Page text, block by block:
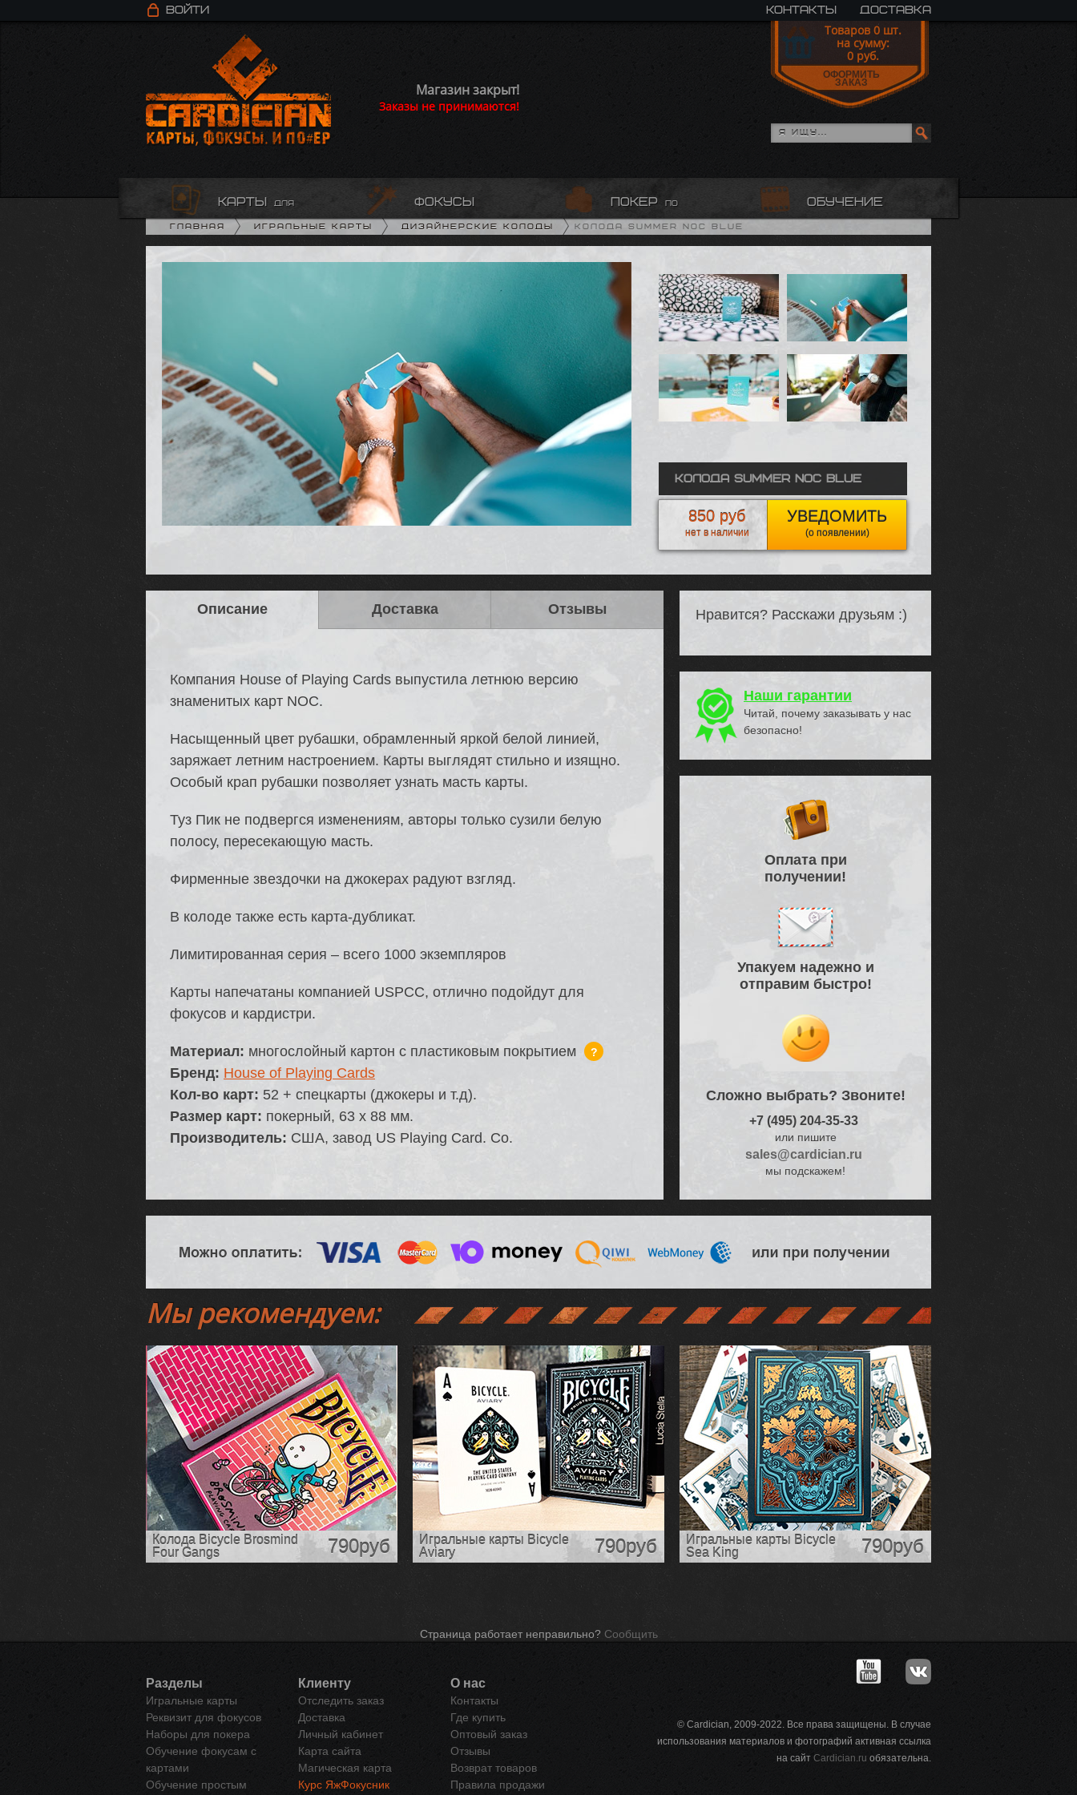
Войти контакты доставка
Товаров 0 шт.
на сумму:
0 руб.
ОФОРМИТЬ
ЗАКАЗ
Магазин закрыт!
Заказы не принимаются!
карты для фокусы покер по обучение
Главная Игральные карты Дизайнерские колоды Колода Summer NOC Blue
Колода Summer NOC Blue
УВЕДОМИТЬ
(о появлении)
850 руб
нет в наличии
Описание Доставка Отзывы
Компания House of Playing Cards выпустила летнюю версию
знаменитых карт NOC.
Насыщенный цвет рубашки, обрамленный яркой белой линией,
заряжает летним настроением. Карты выглядят стильно и изящно.
Особый крап рубашки позволяет узнать масть карты.
Туз Пик не подвергся изменениям, авторы только сузили белую
полосу, пересекающую масть.
Фирменные звездочки на джокерах радуют взгляд.
В колоде также есть карта-дубликат.
Лимитированная серия – всего 1000 экземпляров
Карты напечатаны компанией USPCC, отлично подойдут для
фокусов и кардистри.
Материал: многослойный картон с пластиковым покрытием ?
Бренд: House of Playing Cards
Кол-во карт: 52 + спецкарты (джокеры и т.д).
Размер карт: покерный, 63 х 88 мм.
Производитель: США, завод US Playing Card. Co.
Нравится? Расскажи друзьям :)
Наши гарантии
Читай, почему заказывать у нас
безопасно!
Оплата при
получении!
Упакуем надежно и
отправим быстро!
довольных
клиентов
Сложно выбрать? Звоните!
+7 (495) 204-35-33
или пишите
sales@cardician.ru
мы подскажем!
Мы рекомендуем:
Колода Bicycle Brosmind
Four Gangs
790руб
Игральные карты Bicycle
Aviary
790руб
Игральные карты Bicycle
Sea King
790руб
Страница работает неправильно? Сообщить
Разделы
Игральные карты
Реквизит для фокусов
Наборы для покера
Обучение фокусам с
картами
Обучение простым
Клиенту
Отследить заказ
Доставка
Личный кабинет
Карта сайта
Магическая карта
Курс ЯжФокусник
О нас
Контакты
Где купить
Оптовый заказ
Отзывы
Возврат товаров
Правила продажи
© Cardician, 2009-2022. Все права защищены. В случае
использования материалов и фотографий активная ссылка
на сайт Cardician.ru обязательна.